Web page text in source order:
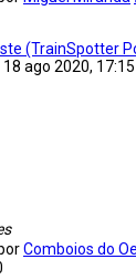
(TrainSpotter
18 ago 2020, 17:15
Comboios do